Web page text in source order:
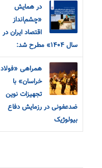
در همایش
«چشم‌انداز
اقتصاد ایران در
سال ۱۴۰۴» مطرح شد:
همراهی «فولاد
خراسان» با
تجهیزات نوین
ضدعفونی در رزمایش دفاع
بیولوژیک